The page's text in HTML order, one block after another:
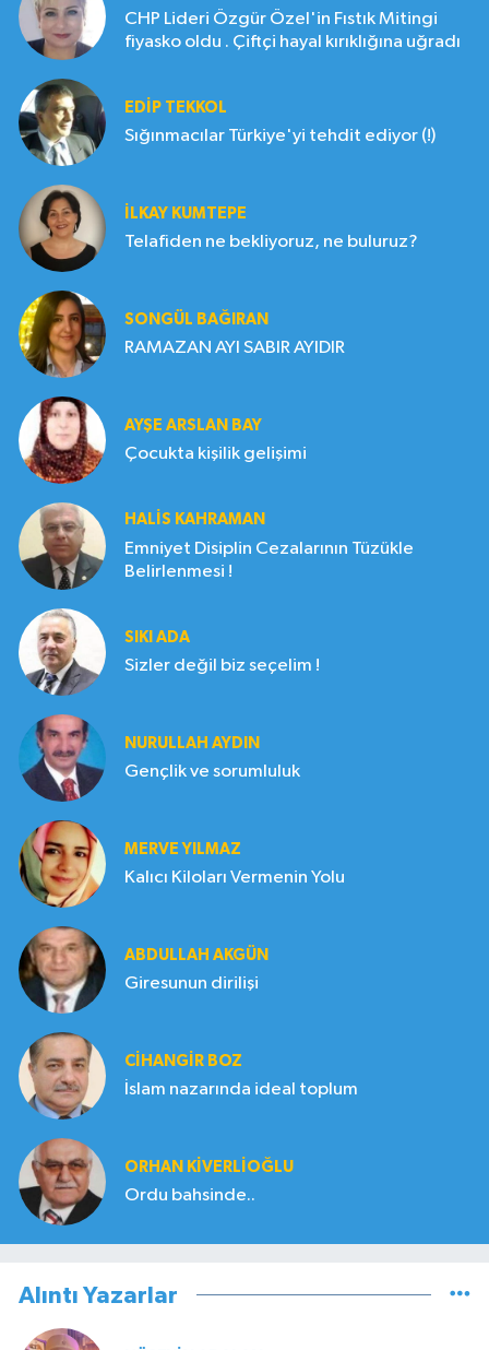
CHP Lideri Özgür Özel'in Fıstık Mitingi
fiyasko oldu . Çiftçi hayal kırıklığına uğradı
EDIP TEKKOL
Sığınmacılar Türkiye'yi tehdit ediyor (!)
İLKAY KUMTEPE
Telafiden ne bekliyoruz, ne buluruz?
SONGÜL BAĞIRAN
RAMAZAN AYI SABIR AYIDIR
AYŞE ARSLAN BAY
Çocukta kişilik gelişimi
HALIS KAHRAMAN
Emniyet Disiplin Cezalarının Tüzükle
Belirlenmesi !
SIKI ADA
Sizler değil biz seçelim !
NURULLAH AYDIN
Gençlik ve sorumluluk
MERVE YILMAZ
Kalıcı Kiloları Vermenin Yolu
ABDULLAH AKGÜN
Giresunun dirilişi
CIHANGIR BOZ
İslam nazarında ideal toplum
ORHAN KIVERLIOĞLU
Ordu bahsinde..
Alıntı Yazarlar